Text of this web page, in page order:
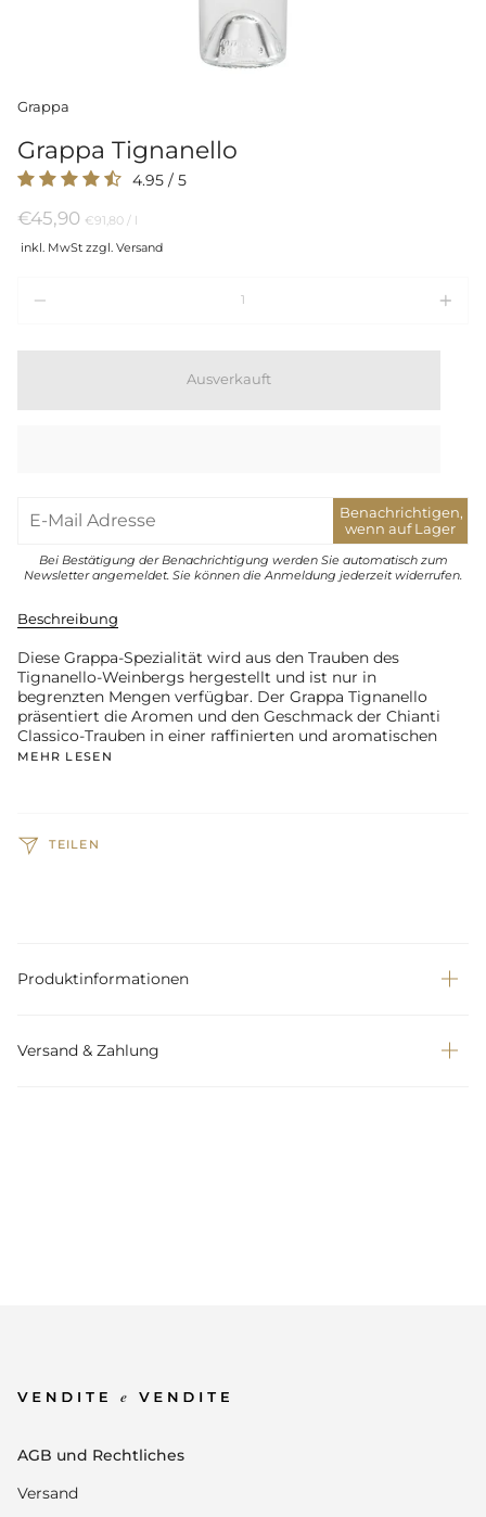
Grappa
Grappa Tignanello
4.95 / 5
€45,90 Preis
Einheit
€91,80 /per
l
inkl. MwSt zzgl. Versand
Ausverkauft
Benachrichtigen,
wenn auf Lager
Bei Bestätigung der Benachrichtigung werden Sie automatisch zum
Newsletter angemeldet. Sie können die Anmeldung jederzeit widerrufen.
Beschreibung
Diese Grappa-Spezialität wird aus den Trauben des
Tignanello-Weinbergs hergestellt und ist nur in
begrenzten Mengen verfügbar. Der Grappa Tignanello
präsentiert die Aromen und den Geschmack der Chianti
Classico-Trauben in einer raffinierten und aromatischen
MEHR LESEN
TEILEN
Produktinformationen
Versand & Zahlung
AGB und Rechtliches
Versand